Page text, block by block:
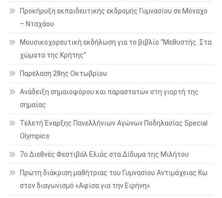
Προκήρυξη εκπαιδευτικής εκδρομής Γυμνασίου σε Μόναχο
– Νταχάου
Μουσικοχορευτική εκδήλωση για το βιβλίο “Μεθυστής. Στα
χώματα της Κρήτης”
Παρέλαση 28ης Οκτωβρίου
Ανάδειξη σημαιοφόρου και παραστατών στη γιορτή της
σημαίας
Τελετή Έναρξης Πανελλήνιων Αγώνων Ποδηλασίας Special
Olympics
7ο Διεθνές Φεστιβάλ Ελιάς στα Δίδυμα της Μιλήτου
Πρώτη διάκριση μαθήτριας του Γυμνασίου Αντιμάχειας Κω
στον διαγωνισμό «Αφίσα για την Ειρήνη»